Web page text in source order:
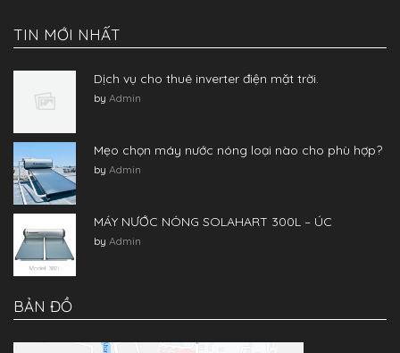
TIN MỚI NHẤT
Dịch vụ cho thuê inverter điện mặt trời.
by Admin
Mẹo chọn máy nước nóng loại nào cho phù hợp?
by Admin
MÁY NƯỚC NÓNG SOLAHART 300L – ÚC
by Admin
BẢN ĐỒ